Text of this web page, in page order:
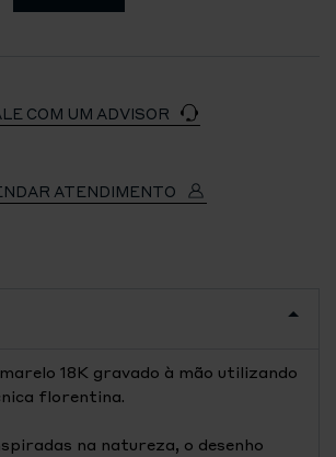
COM UM ADVISOR
ATENDIMENTO
18K gravado à mão utilizando
florentina.
na natureza, o desenho